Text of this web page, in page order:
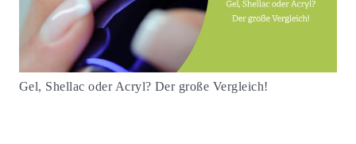
Gel, Shellac oder Acryl? Der große Vergleich!